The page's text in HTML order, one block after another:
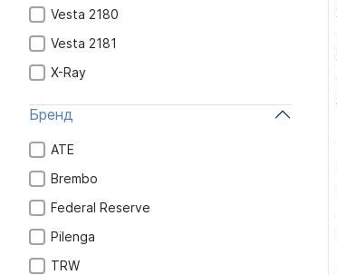
Vesta 2180
Vesta 2181
X-Ray
Бренд
ATE
Brembo
Federal Reserve
Pilenga
TRW